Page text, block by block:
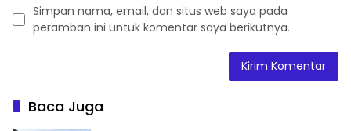
Simpan nama, email, dan situs web saya pada
peramban ini untuk komentar saya berikutnya.
Baca Juga